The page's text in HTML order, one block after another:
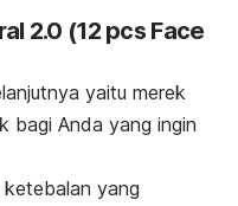
2.0 (12 pcs Face
yaitu merek
bagi Anda yang ingin
yang